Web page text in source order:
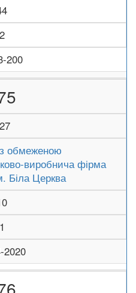
2
200
обмеженою
виробнича фірма
Біла Церква
1
2020